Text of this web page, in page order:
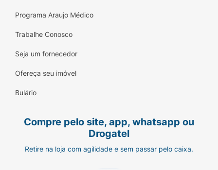
Programa Araujo Médico
Trabalhe Conosco
Seja um fornecedor
Ofereça seu imóvel
Bulário
Compre pelo site, app, whatsapp ou
Drogatel
Retire na loja com agilidade e sem passar pelo caixa.